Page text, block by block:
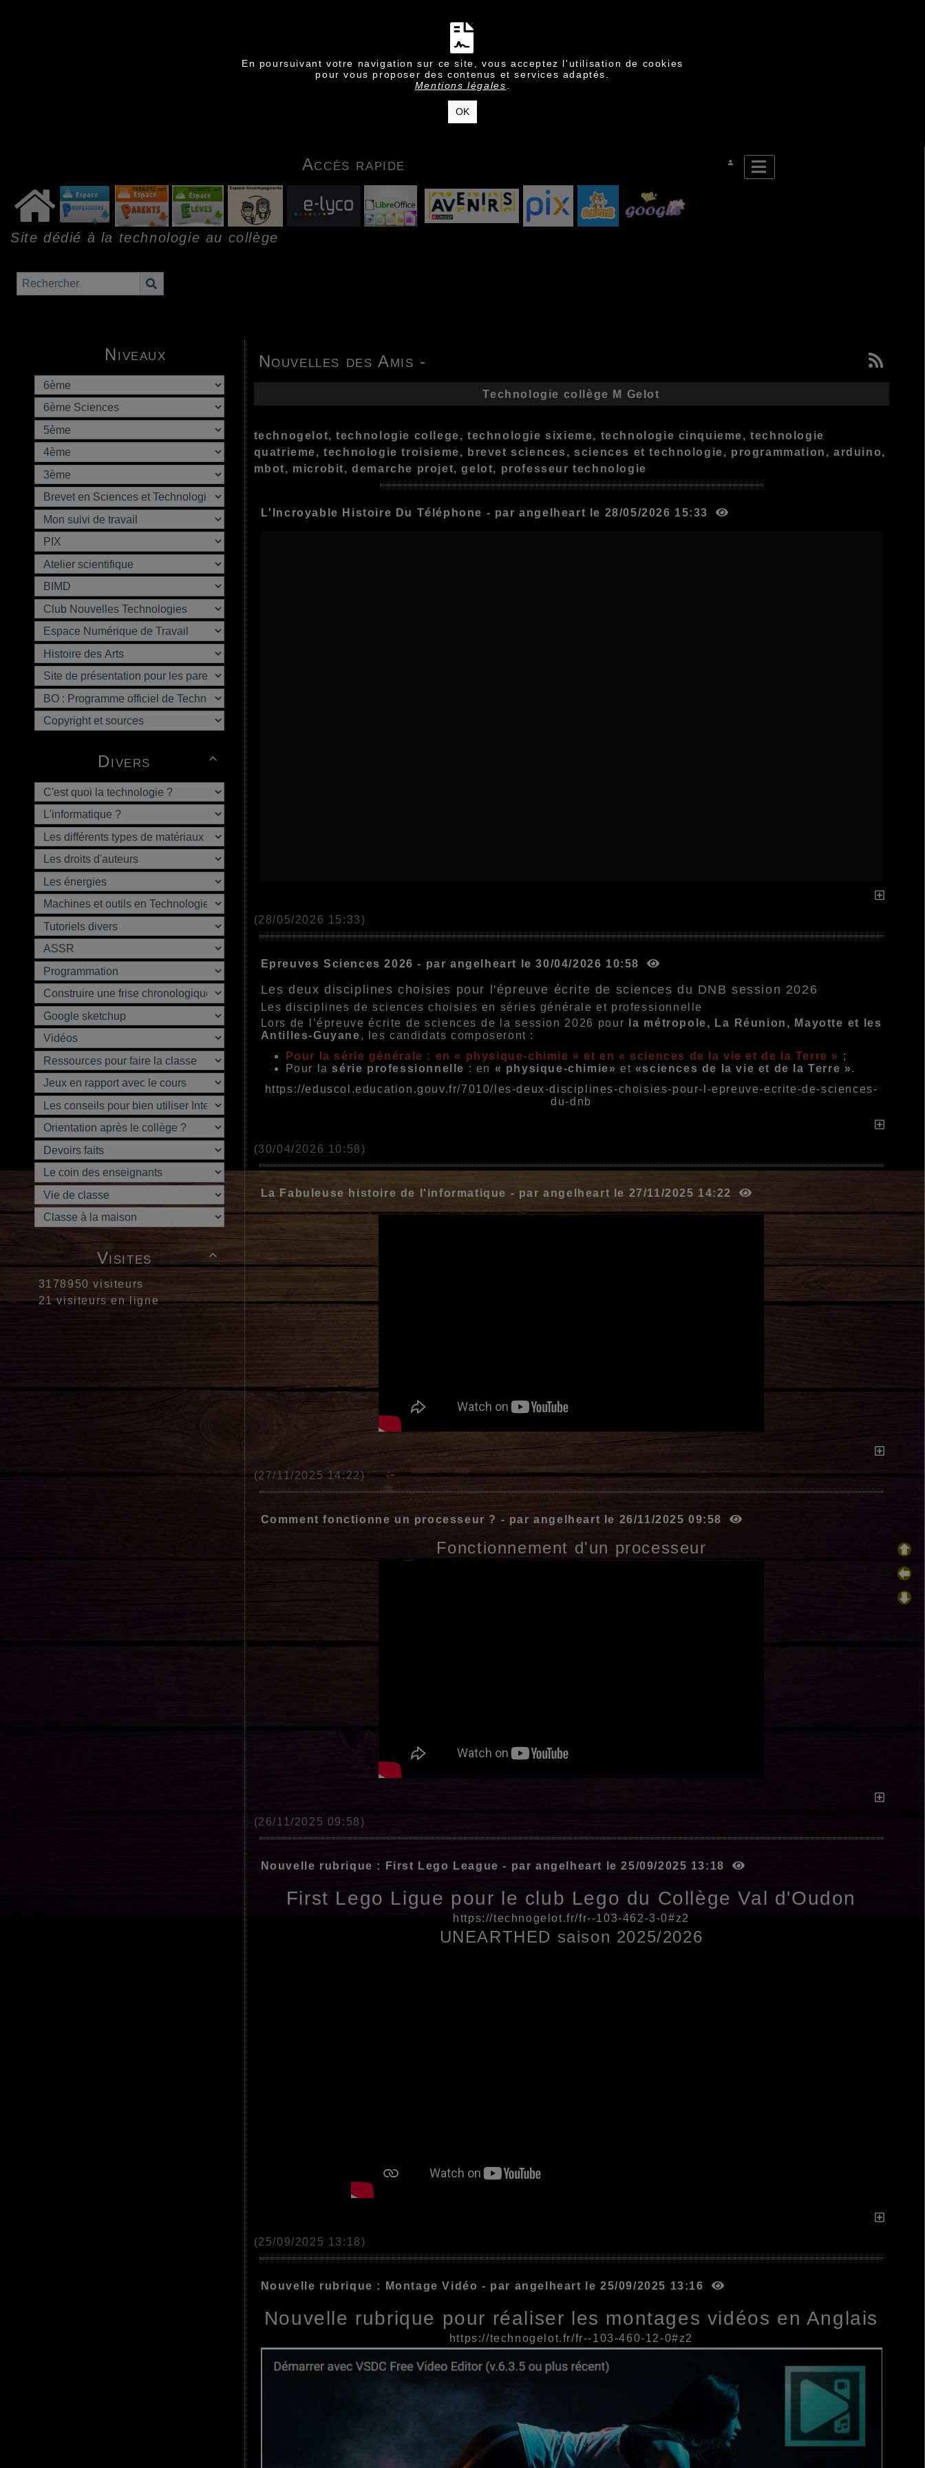
En poursuivant votre navigation sur ce site, vous acceptez l'utilisation de cookies
pour vous proposer des contenus et services adaptés.
Mentions légales
OK
Accès rapide
Site dédié à la technologie au collège
Niveaux

Divers

Visites
3178950 visiteurs
21 visiteurs en ligne
Nouvelles des Amis -
Technologie collège M Gelot
technogelot, technologie college, technologie sixieme, technologie cinquieme, technologie
quatrieme, technologie troisieme, brevet sciences, sciences et technologie, programmation, arduino,
mbot, microbit, demarche projet, gelot, professeur technologie
L'Incroyable Histoire Du Téléphone - par angelheart le 28/05/2026 15:33
(28/05/2026 15:33)
Epreuves Sciences 2026 - par angelheart le 30/04/2026 10:58
Les deux disciplines choisies pour l'épreuve écrite de sciences du DNB session 2026
Les disciplines de sciences choisies en séries générale et professionnelle
Lors de l’épreuve écrite de sciences de la session 2026 pour
la métropole, La Réunion, Mayotte et les
Antilles-Guyane, les candidats composeront :
Pour la série générale : en « physique-chimie » et en « sciences de la vie et de la Terre » ;
Pour lasérie professionnelle : en « physique-chimie» et «sciences de la vie et de la Terre ».
https://eduscol.education.gouv.fr/7010/les-deux-disciplines-choisies-pour-l-epreuve-ecrite-de-sciences-
du-dnb
(30/04/2026 10:58)
La Fabuleuse histoire de l'informatique - par angelheart le 27/11/2025 14:22
(27/11/2025 14:22)
Comment fonctionne un processeur ? - par angelheart le 26/11/2025 09:58
Fonctionnement d'un processeur
(26/11/2025 09:58)
Nouvelle rubrique : First Lego League - par angelheart le 25/09/2025 13:18
First Lego Ligue pour le club Lego du Collège Val d'Oudon
https://technogelot.fr/fr--103-462-3-0#z2
UNEARTHED saison 2025/2026
(25/09/2025 13:18)
Nouvelle rubrique : Montage Vidéo - par angelheart le 25/09/2025 13:16
Nouvelle rubrique pour réaliser les montages vidéos en Anglais
https://technogelot.fr/fr--103-460-12-0#z2